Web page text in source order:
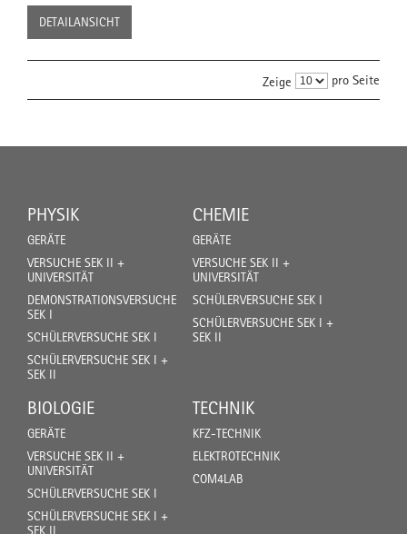
DETAILANSICHT
Zeige pro Seite
PHYSIK
GERÄTE
VERSUCHE SEK II +
UNIVERSITÄT
DEMONSTRATIONSVERSUCHE
SEK I
SCHÜLERVERSUCHE SEK I
SCHÜLERVERSUCHE SEK I +
SEK II
CHEMIE
GERÄTE
VERSUCHE SEK II +
UNIVERSITÄT
SCHÜLERVERSUCHE SEK I
SCHÜLERVERSUCHE SEK I +
SEK II
BIOLOGIE
GERÄTE
VERSUCHE SEK II +
UNIVERSITÄT
SCHÜLERVERSUCHE SEK I
SCHÜLERVERSUCHE SEK I +
SEK II
TECHNIK
KFZ-TECHNIK
ELEKTROTECHNIK
COM4LAB